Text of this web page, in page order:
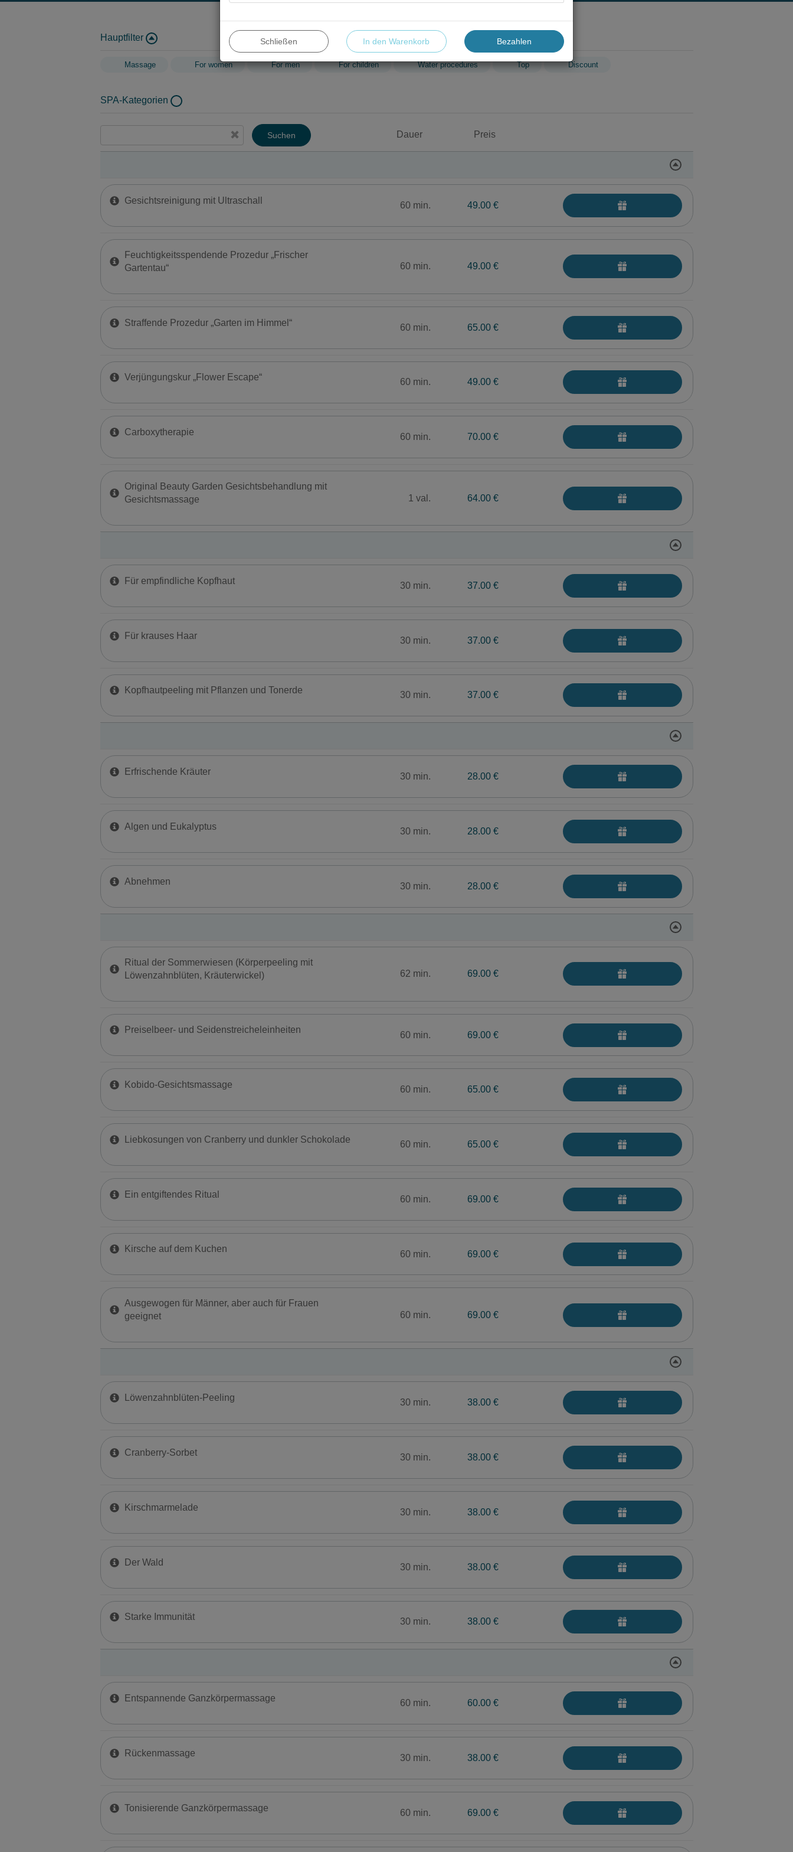
Hauptfilter
Massage For women For men For children Water procedures Top Discount
SPA-Kategorien
Suchen Dauer Preis
Gesichtsreinigung mit Ultraschall 60 min. 49.00 €
Feuchtigkeitsspendende Prozedur „Frischer
Gartentau“
60 min. 49.00 €
Straffende Prozedur „Garten im Himmel“ 60 min. 65.00 €
Verjüngungskur „Flower Escape“ 60 min. 49.00 €
Carboxytherapie 60 min. 70.00 €
Original Beauty Garden Gesichtsbehandlung mit
Gesichtsmassage
1 val. 64.00 €
Für empfindliche Kopfhaut 30 min. 37.00 €
Für krauses Haar 30 min. 37.00 €
Kopfhautpeeling mit Pflanzen und Tonerde 30 min. 37.00 €
Erfrischende Kräuter 30 min. 28.00 €
Algen und Eukalyptus 30 min. 28.00 €
Abnehmen 30 min. 28.00 €
Ritual der Sommerwiesen (Körperpeeling mit
Löwenzahnblüten, Kräuterwickel)
62 min. 69.00 €
Preiselbeer- und Seidenstreicheleinheiten 60 min. 69.00 €
Kobido-Gesichtsmassage 60 min. 65.00 €
Liebkosungen von Cranberry und dunkler Schokolade 60 min. 65.00 €
Ein entgiftendes Ritual 60 min. 69.00 €
Kirsche auf dem Kuchen 60 min. 69.00 €
Ausgewogen für Männer, aber auch für Frauen
geeignet
60 min. 69.00 €
Löwenzahnblüten-Peeling 30 min. 38.00 €
Cranberry-Sorbet 30 min. 38.00 €
Kirschmarmelade 30 min. 38.00 €
Der Wald 30 min. 38.00 €
Starke Immunität 30 min. 38.00 €
Entspannende Ganzkörpermassage 60 min. 60.00 €
Rückenmassage 30 min. 38.00 €
Tonisierende Ganzkörpermassage 60 min. 69.00 €
Schließen In den Warenkorb Bezahlen